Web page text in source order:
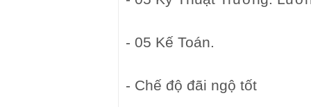
- 05 Kế Toán.
- Chế độ đãi ngộ tốt